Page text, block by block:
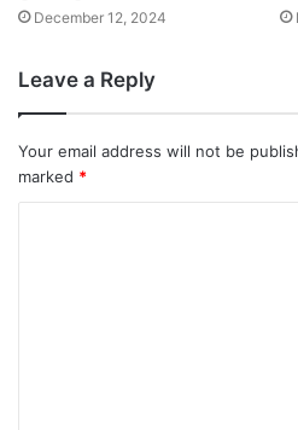
December 12, 2024
Leave a Reply
Your email address will not be
marked *